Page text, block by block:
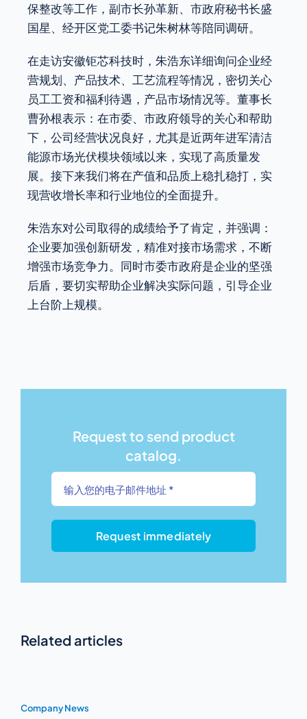
保整改等工作，副市长孙革新、市政府秘书长盛
国星、经开区党工委书记朱树林等陪同调研。
在走访安徽钜芯科技时，朱浩东详细询问企业经
营规划、产品技术、工艺流程等情况，密切关心
员工工资和福利待遇，产品市场情况等。董事长
曹孙根表示：在市委、市政府领导的关心和帮助
下，公司经营状况良好，尤其是近两年进军清洁
能源市场光伏模块领域以来，实现了高质量发
展。接下来我们将在产值和品质上稳扎稳打，实
现营收增长率和行业地位的全面提升。
朱浩东对公司取得的成绩给予了肯定，并强调：
企业要加强创新研发，精准对接市场需求，不断
增强市场竞争力。同时市委市政府是企业的坚强
后盾，要切实帮助企业解决实际问题，引导企业
上台阶上规模。
Request to send product
catalog.
Request immediately
Related articles
Company News